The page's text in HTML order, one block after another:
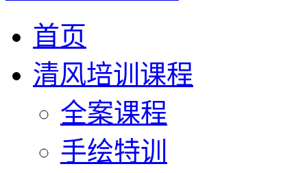
首页
清风培训课程
全案课程
手绘特训